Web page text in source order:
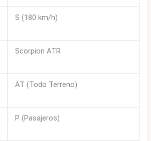
S (180 km/h)
Scorpion ATR
AT (Todo Terreno)
P (Pasajeros)